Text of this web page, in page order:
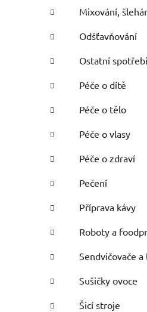
Mixování,
Odšťavňování
Ostatní
Péče o dítě
Péče o tělo
Péče o vlasy
Péče o zdraví
Pečení
Příprava kávy
Roboty a
Sendvičovače
Sušičky ovoce
Šicí stroje